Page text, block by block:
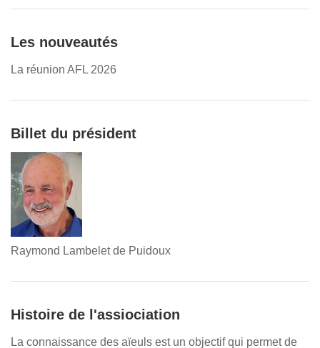
Les nouveautés
La réunion AFL 2026
Billet du président
Raymond Lambelet de Puidoux
Histoire de l'assiociation
La connaissance des aïeuls est un objectif qui permet de